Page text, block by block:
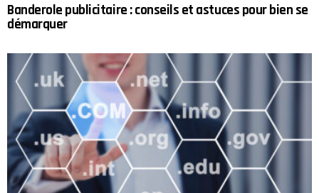
Banderole publicitaire : conseils et astuces pour bien se
démarquer